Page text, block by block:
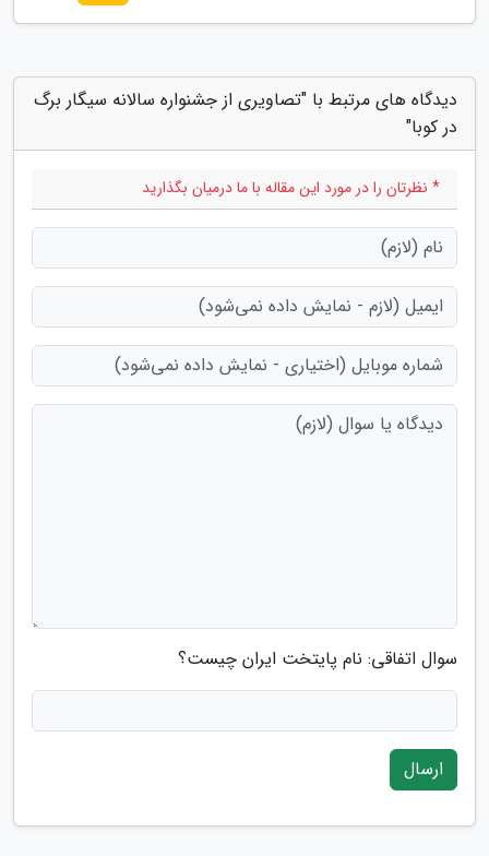
دیدگاه های مرتبط با "تصاویری از جشنواره سالانه سیگار برگ
در کوبا"
* نظرتان را در مورد این مقاله با ما درمیان بگذارید
سوال اتفاقی: نام پایتخت ایران چیست؟
ارسال